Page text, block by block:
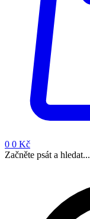
0 0 Kč
Začněte psát a hledat...